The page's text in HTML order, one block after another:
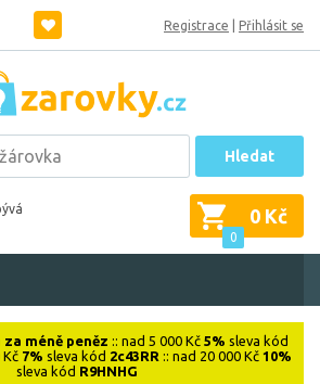
Registrace Přihlásit se
Hledat
0
0 Kč
méně peněz :: nad 5 000 Kč 5% sleva kód
Kč 7% sleva kód 2c43RR :: nad 20 000 Kč 10%
sleva kód R9HNHG